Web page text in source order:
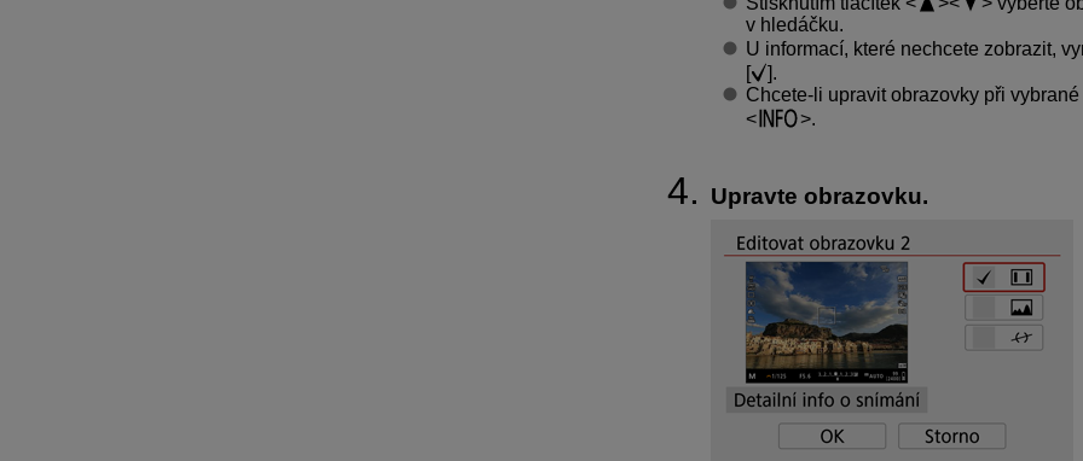
v hledáčku.
U informací, které nechcete zobrazit,
[
].
Chcete-li upravit obrazovky při
.
Upravte obrazovku.